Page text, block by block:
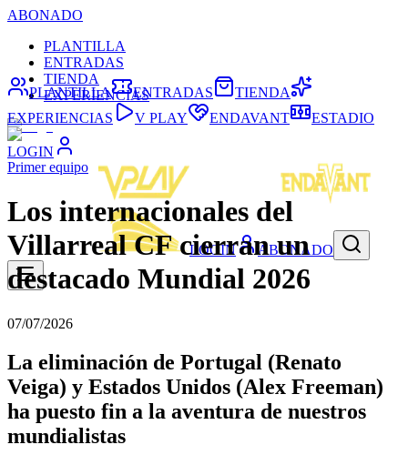
ABONADO
PLANTILLA
ENTRADAS
TIENDA
EXPERIENCIAS
LOGIN
LOGIN ABONADO
PLANTILLA ENTRADAS
TIENDA
EXPERIENCIAS
V PLAY ENDAVANT ESTADIO
Primer equipo
Los internacionales del
Villarreal CF cierran un
destacado Mundial 2026
07/07/2026
La eliminación de Portugal (Renato
Veiga) y Estados Unidos (Alex Freeman)
ha puesto fin a la aventura de nuestros
mundialistas